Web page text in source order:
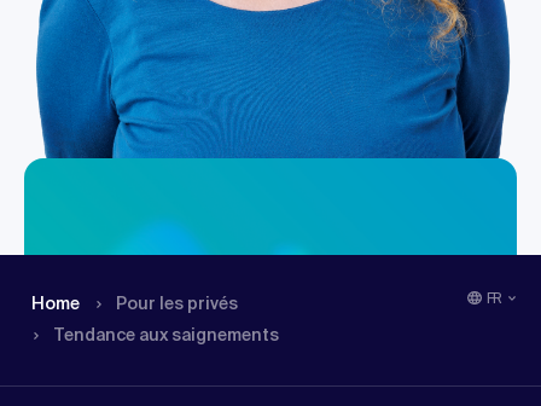
Home
Pour les privés
Tendance aux saignements
FR